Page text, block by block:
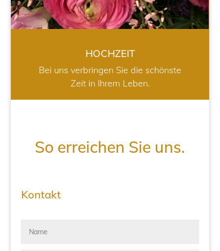
HOCHZEIT
Bei uns verbringen Sie die schönste
Zeit in Ihrem Leben.
So erreichen Sie uns.
Kontakt